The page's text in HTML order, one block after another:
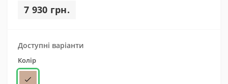
7 930 грн.
Доступні варіанти
Колір